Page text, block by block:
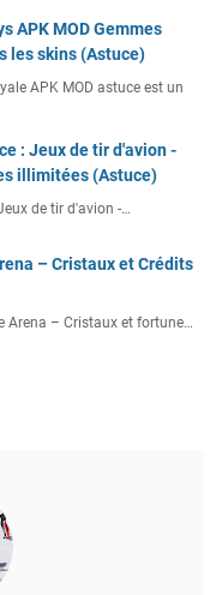
APK MOD Gemmes
les skins (Astuce)
APK MOD astuce est un
: Jeux de tir d'avion -
illimitées (Astuce)
de tir d'avion -…
– Cristaux et Crédits
Arena – Cristaux et fortune…